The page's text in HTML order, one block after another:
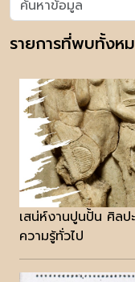
รายการที่พบทั้งห
เสน่ห์งานปูนปั้น ศิลป
ความรู้ทั่วไป